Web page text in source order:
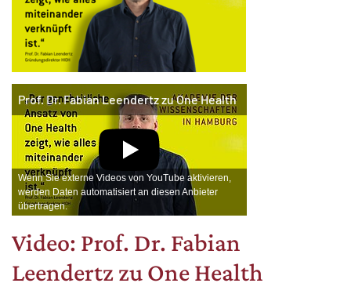
Prof. Dr. Fabian Leendertz zu One Health
Wenn Sie externe Videos von YouTube aktivieren,
werden Daten automatisiert an diesen Anbieter
übertragen.
Video: Prof. Dr. Fabian
Leendertz zu One Health